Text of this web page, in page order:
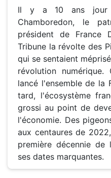
Il y a 10 ans jour
Chamboredon, le
président de France
Tribune la révolte des
qui se sentaient
révolution
lancé l'ensemble de la
tard, l'écosystème
grossi au point de
l'économie. Des
aux centaures de
première décennie de
ses dates marquantes.